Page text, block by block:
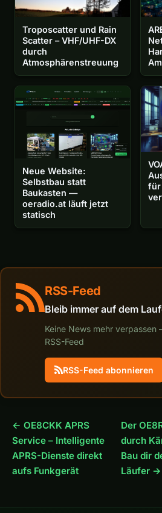
Troposcatter und Rain
Scatter – VHF/UHF-DX
durch
Atmosphärenstreuung
Neue Website:
Selbstbau statt
Baukasten —
oeradio.at läuft jetzt
statisch
für
RSS-Feed
Bleib immer auf dem
Keine News mehr verpassen
RSS-Feed
RSS-Feed abonnieren
← OE8CKK APRS
Service – Intelligente
APRS-Dienste direkt
aufs Funkgerät
Der
durch
Bau dir
Läufer →